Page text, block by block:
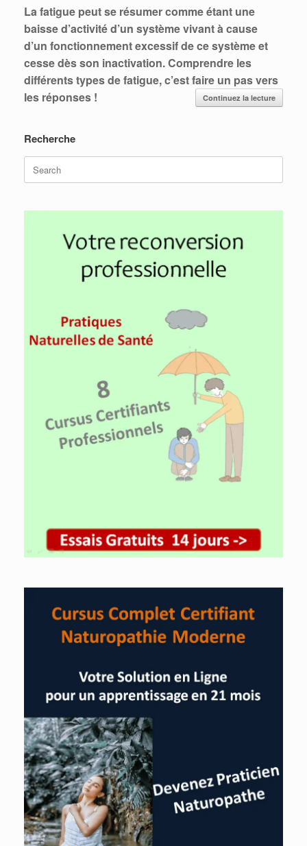
La fatigue peut se résumer comme étant une
baisse d’activité d’un système vivant à cause
d’un fonctionnement excessif de ce système et
cesse dès son inactivation. Comprendre les
différents types de fatigue, c’est faire un pas vers
les réponses !
Continuez la lecture
Recherche
Search
for: